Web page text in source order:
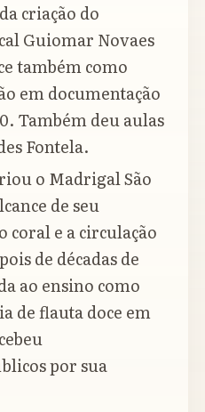
criação do
Guiomar Novaes
também como
em documentação
Também deu aulas
Fontela.
o Madrigal São
de seu
coral e a circulação
de décadas de
ao ensino como
de flauta doce em
por sua